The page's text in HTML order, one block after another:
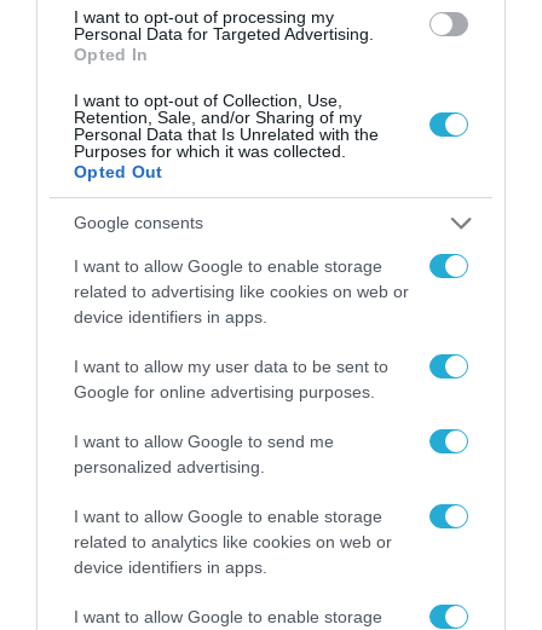
I want to opt-out of processing my
Personal Data for Targeted Advertising.
Opted In
I want to opt-out of Collection, Use,
Retention, Sale, and/or Sharing of my
Personal Data that Is Unrelated with the
Purposes for which it was collected.
Opted Out
Google consents
I want to allow Google to enable storage
related to advertising like cookies on web or
device identifiers in apps.
I want to allow my user data to be sent to
Google for online advertising purposes.
I want to allow Google to send me
personalized advertising.
I want to allow Google to enable storage
related to analytics like cookies on web or
device identifiers in apps.
I want to allow Google to enable storage
Gaming Police”
ενισχύει την ασφάλεια
των παιδιών στο
31.07.2026
ΑΑΔΕ: Διευκρινίσεις
για τα πρόστιμα σε
παραβάσεις που
αφορούν τους ΦΗΜ
31.07.2026
Τεχνητή Νοημοσύνη
δεν είναι απλώς μια
νέα τεχνολογία, είναι
επανάσταση»
31.07.2026
Νέος οδηγός του ΕΚΤ
για τη χρηματοδότηση
των ελληνικών
επιχειρήσεων στον
χώρο της άμυνας
31.07.2026
Η πιο ταξιδιάρικη
βαλίτσα του φετινού
καλοκαιριού έχει την